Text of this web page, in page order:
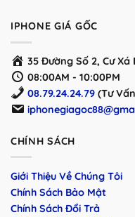
IPHONE GIÁ GỐC
35 Đường Số 2, Cư Xá
08:00AM - 10:00PM
08.79.24.24.79 (Tư
CHÍNH SÁCH
Giới Thiệu Về Chúng Tôi
Chính Sách Bảo Mật
Chính Sách Đổi Trả